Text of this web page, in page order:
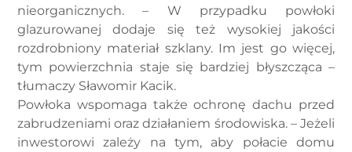
nieorganicznych. – W przypadku powłoki
glazurowanej dodaje się też wysokiej jakości
rozdrobniony materiał szklany. Im jest go więcej,
tym powierzchnia staje się bardziej błyszcząca –
tłumaczy Sławomir Kacik.
Powłoka wspomaga także ochronę dachu przed
zabrudzeniami oraz działaniem środowiska. – Jeżeli
inwestorowi zależy na tym, aby połacie domu